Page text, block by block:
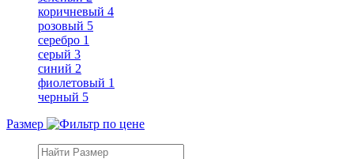
коричневый 4
розовый 5
серебро 1
серый 3
синий 2
фиолетовый 1
черный 5
Размер